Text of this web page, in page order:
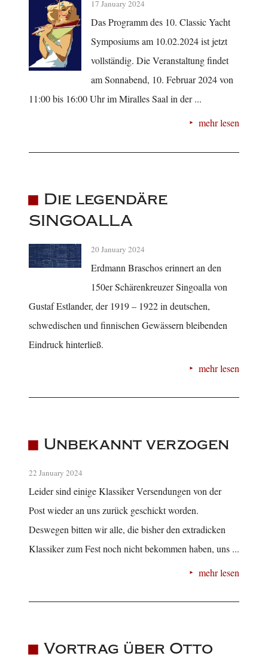
17 January 2024
Das Programm des 10. Classic Yacht
Symposiums am 10.02.2024 ist jetzt
vollständig. Die Veranstaltung findet
am Sonnabend, 10. Februar 2024 von
11:00 bis 16:00 Uhr im Miralles Saal in der ...
mehr lesen
Die legendäre
SINGOALLA
20 January 2024
Erdmann Braschos erinnert an den
150er Schärenkreuzer Singoalla von
Gustaf Estlander, der 1919 – 1922 in deutschen,
schwedischen und finnischen Gewässern bleibenden
Eindruck hinterließ.
mehr lesen
Unbekannt verzogen
22 January 2024
Leider sind einige Klassiker Versendungen von der
Post wieder an uns zurück geschickt worden.
Deswegen bitten wir alle, die bisher den extradicken
Klassiker zum Fest noch nicht bekommen haben, uns ...
mehr lesen
Vortrag über Otto